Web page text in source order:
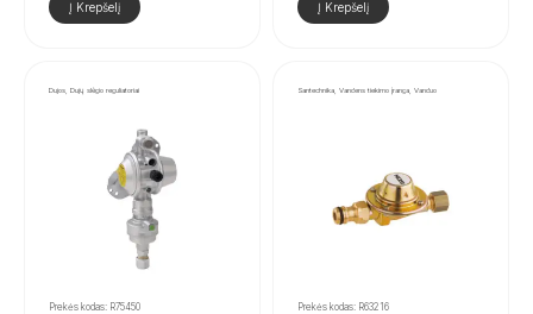
Į Krepšelį Į Krepšelį
Dujos, Dujų slėgio reguliatoriai
Prekės kodas: R75450
Santechnika, Vandens tiekimo įranga, Vanduo
Prekės kodas: R63216